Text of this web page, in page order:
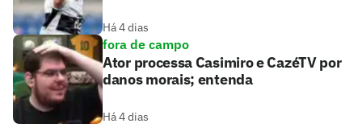
Há 4 dias
fora de campo
Ator processa Casimiro e CazéTV por
danos morais; entenda
Há 4 dias